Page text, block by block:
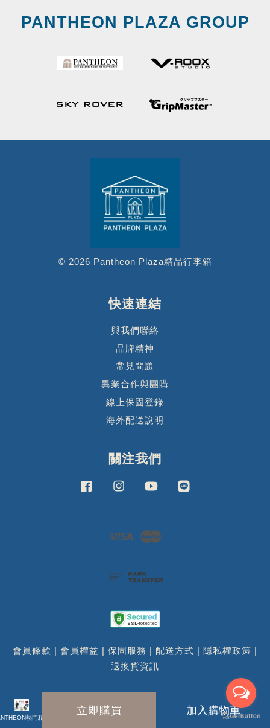
熱門精選
立即購買 加入購物車
PANTHEON PLAZA GROUP
© 2026 Pantheon Plaza精品行李箱
快速連結
與我們聯絡
品牌精神
常見問題
異業合作與團購
線上保固登錄
海外配送說明
關注我們
FacebookInstagramYouTube
Visa
會員條款 | 會員權益 | 保固服務 | 配送方式 | 隱私權政策 |
退換貨資訊